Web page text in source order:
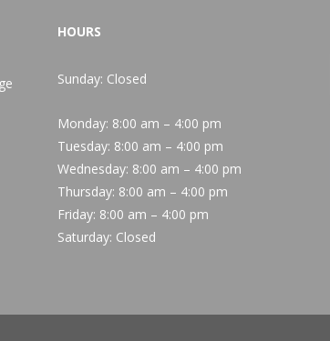
HOURS
Sunday: Closed
Monday: 8:00 am – 4:00 pm
Tuesday: 8:00 am – 4:00 pm
Wednesday: 8:00 am – 4:00 pm
Thursday: 8:00 am – 4:00 pm
Friday: 8:00 am – 4:00 pm
Saturday: Closed